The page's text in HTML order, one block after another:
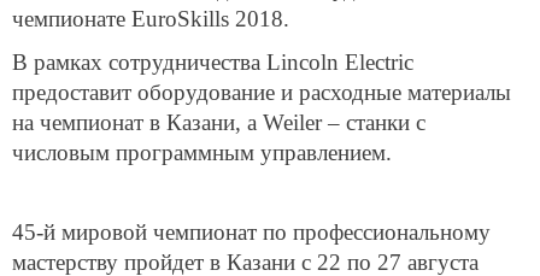
чемпионате EuroSkills 2018.
В рамках сотрудничества Lincoln Electric
предоставит оборудование и расходные материалы
на чемпионат в Казани, а Weiler – станки с
числовым программным управлением.
45-й мировой чемпионат по профессиональному
мастерству пройдет в Казани с 22 по 27 августа